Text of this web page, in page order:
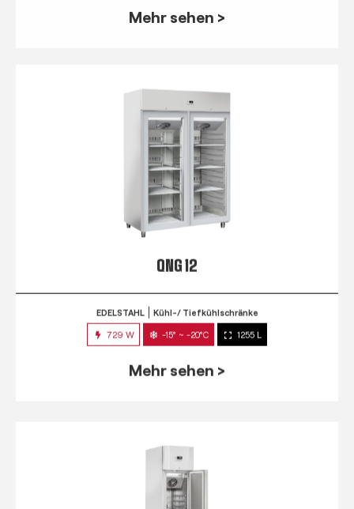
Mehr sehen >
QNG 12
EDELSTAHL Kühl-/ Tiefkühlschränke
729 W -15° ~ -20°C 1255 L
Mehr sehen >